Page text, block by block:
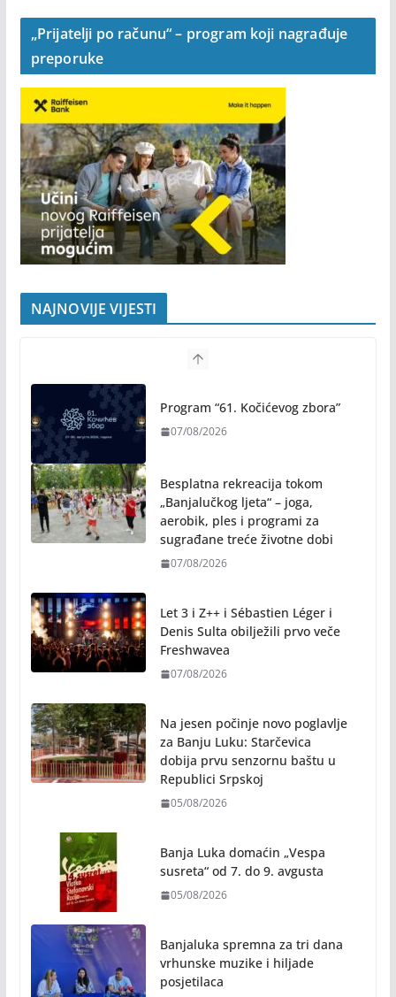
„Prijatelji po računu“ – program koji nagrađuje
preporuke
NAJNOVIJE VIJESTI
Program “61. Kočićevog zbora”
07/08/2026
Besplatna rekreacija tokom
„Banjalučkog ljeta“ – joga,
aerobik, ples i programi za
sugrađane treće životne dobi
07/08/2026
Let 3 i Z++ i Sébastien Léger i
Denis Sulta obilježili prvo veče
Freshwavea
07/08/2026
Na jesen počinje novo poglavlje
za Banju Luku: Starčevica
dobija prvu senzornu baštu u
Republici Srpskoj
05/08/2026
Banja Luka domaćin „Vespa
susreta“ od 7. do 9. avgusta
05/08/2026
Banjaluka spremna za tri dana
vrhunske muzike i hiljade
posjetilaca